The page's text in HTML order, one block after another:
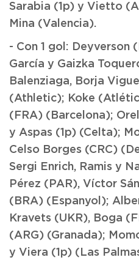
Sarabia (1p) y Vietto
Mina (Valencia).
- Con 1 gol: Deyverson
García y Gaizka
Balenziaga, Borja
(Athletic); Koke
(FRA) (Barcelona);
y Aspas (1p) (Celta);
Celso Borges (CRC)
Sergi Enrich, Ramis y
Pérez (PAR), Víctor
(BRA) (Espanyol);
Kravets (UKR), Boga
(ARG) (Granada);
y Viera (1p) (Las